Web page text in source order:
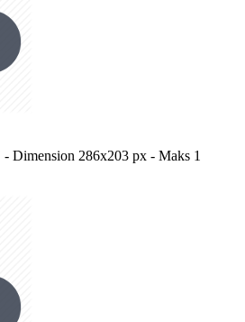
Dimension 286x203 px - Maks 1